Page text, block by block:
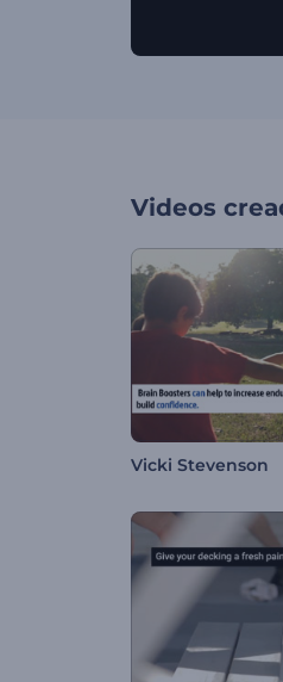
Videos
Vicki Stevenson